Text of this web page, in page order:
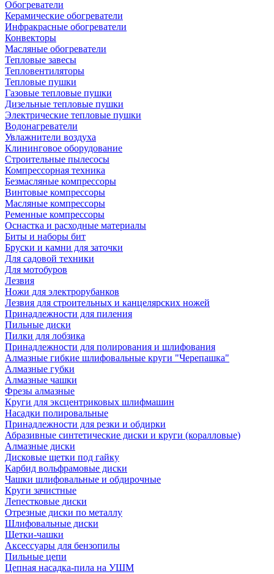
Обогреватели
Керамические обогреватели
Инфракрасные обогреватели
Конвекторы
Масляные обогреватели
Тепловые завесы
Тепловентиляторы
Тепловые пушки
Газовые тепловые пушки
Дизельные тепловые пушки
Электрические тепловые пушки
Водонагреватели
Увлажнители воздуха
Клининговое оборудование
Строительные пылесосы
Компрессорная техника
Безмасляные компрессоры
Винтовые компрессоры
Масляные компрессоры
Ременные компрессоры
Оснастка и расходные материалы
Биты и наборы бит
Бруски и камни для заточки
Для садовой техники
Для мотобуров
Лезвия
Ножи для электрорубанков
Лезвия для строительных и канцелярских ножей
Принадлежности для пиления
Пильные диски
Пилки для лобзика
Принадлежности для полирования и шлифования
Алмазные гибкие шлифовальные круги "Черепашка"
Алмазные губки
Алмазные чашки
Фрезы алмазные
Круги для эксцентриковых шлифмашин
Насадки полировальные
Принадлежности для резки и обдирки
Абразивные синтетические диски и круги (коралловые)
Алмазные диски
Дисковые щетки под гайку
Карбид вольфрамовые диски
Чашки шлифовальные и обдирочные
Круги зачистные
Лепестковые диски
Отрезные диски по металлу
Шлифовальные диски
Щетки-чашки
Аксессуары для бензопилы
Пильные цепи
Цепная насадка-пила на УШМ